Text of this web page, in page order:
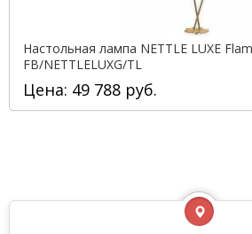
Настольная лампа NETTLE LUXE
FB/NETTLELUXG/TL
Цена: 49 788 руб.